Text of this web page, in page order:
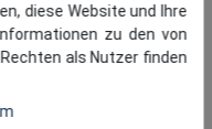
diese Website und Ihre
zu den von
als Nutzer finden